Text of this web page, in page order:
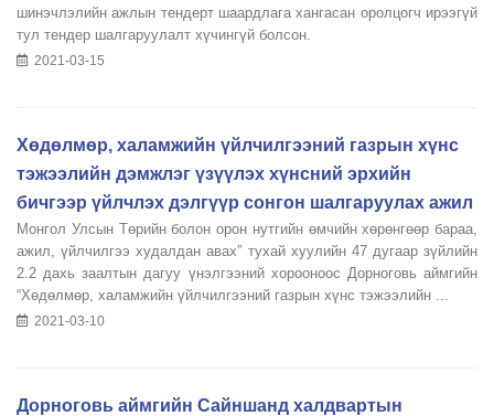
шинэчлэлийн ажлын тендерт шаардлага хангасан оролцогч ирээгүй
тул тендер шалгаруулалт хүчингүй болсон.
2021-03-15
Хөдөлмөр, халамжийн үйлчилгээний газрын хүнс
тэжээлийн дэмжлэг үзүүлэх хүнсний эрхийн
бичгээр үйлчлэх дэлгүүр сонгон шалгаруулах ажил
Монгол Улсын Төрийн болон орон нутгийн өмчийн хөрөнгөөр бараа,
ажил, үйлчилгээ худалдан авах” тухай хуулийн 47 дугаар зүйлийн
2.2 дахь заалтын дагуу үнэлгээний хорооноос Дорноговь аймгийн
“Хөдөлмөр, халамжийн үйлчилгээний газрын хүнс тэжээлийн ...
2021-03-10
Дорноговь аймгийн Сайншанд халдвартын